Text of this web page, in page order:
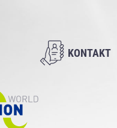
KONTAKT